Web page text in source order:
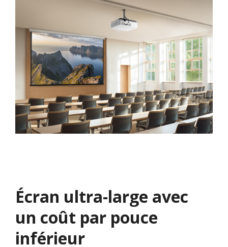
Écran ultra-large avec
un coût par pouce
inférieur